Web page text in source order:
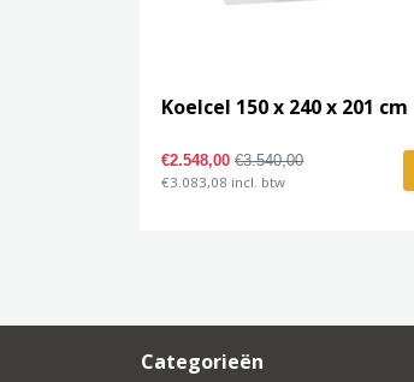
Koelcel 150 x 240 x 201 cm
€2.548,00€3.540,00
€3.083,08 incl. btw
Categorieën